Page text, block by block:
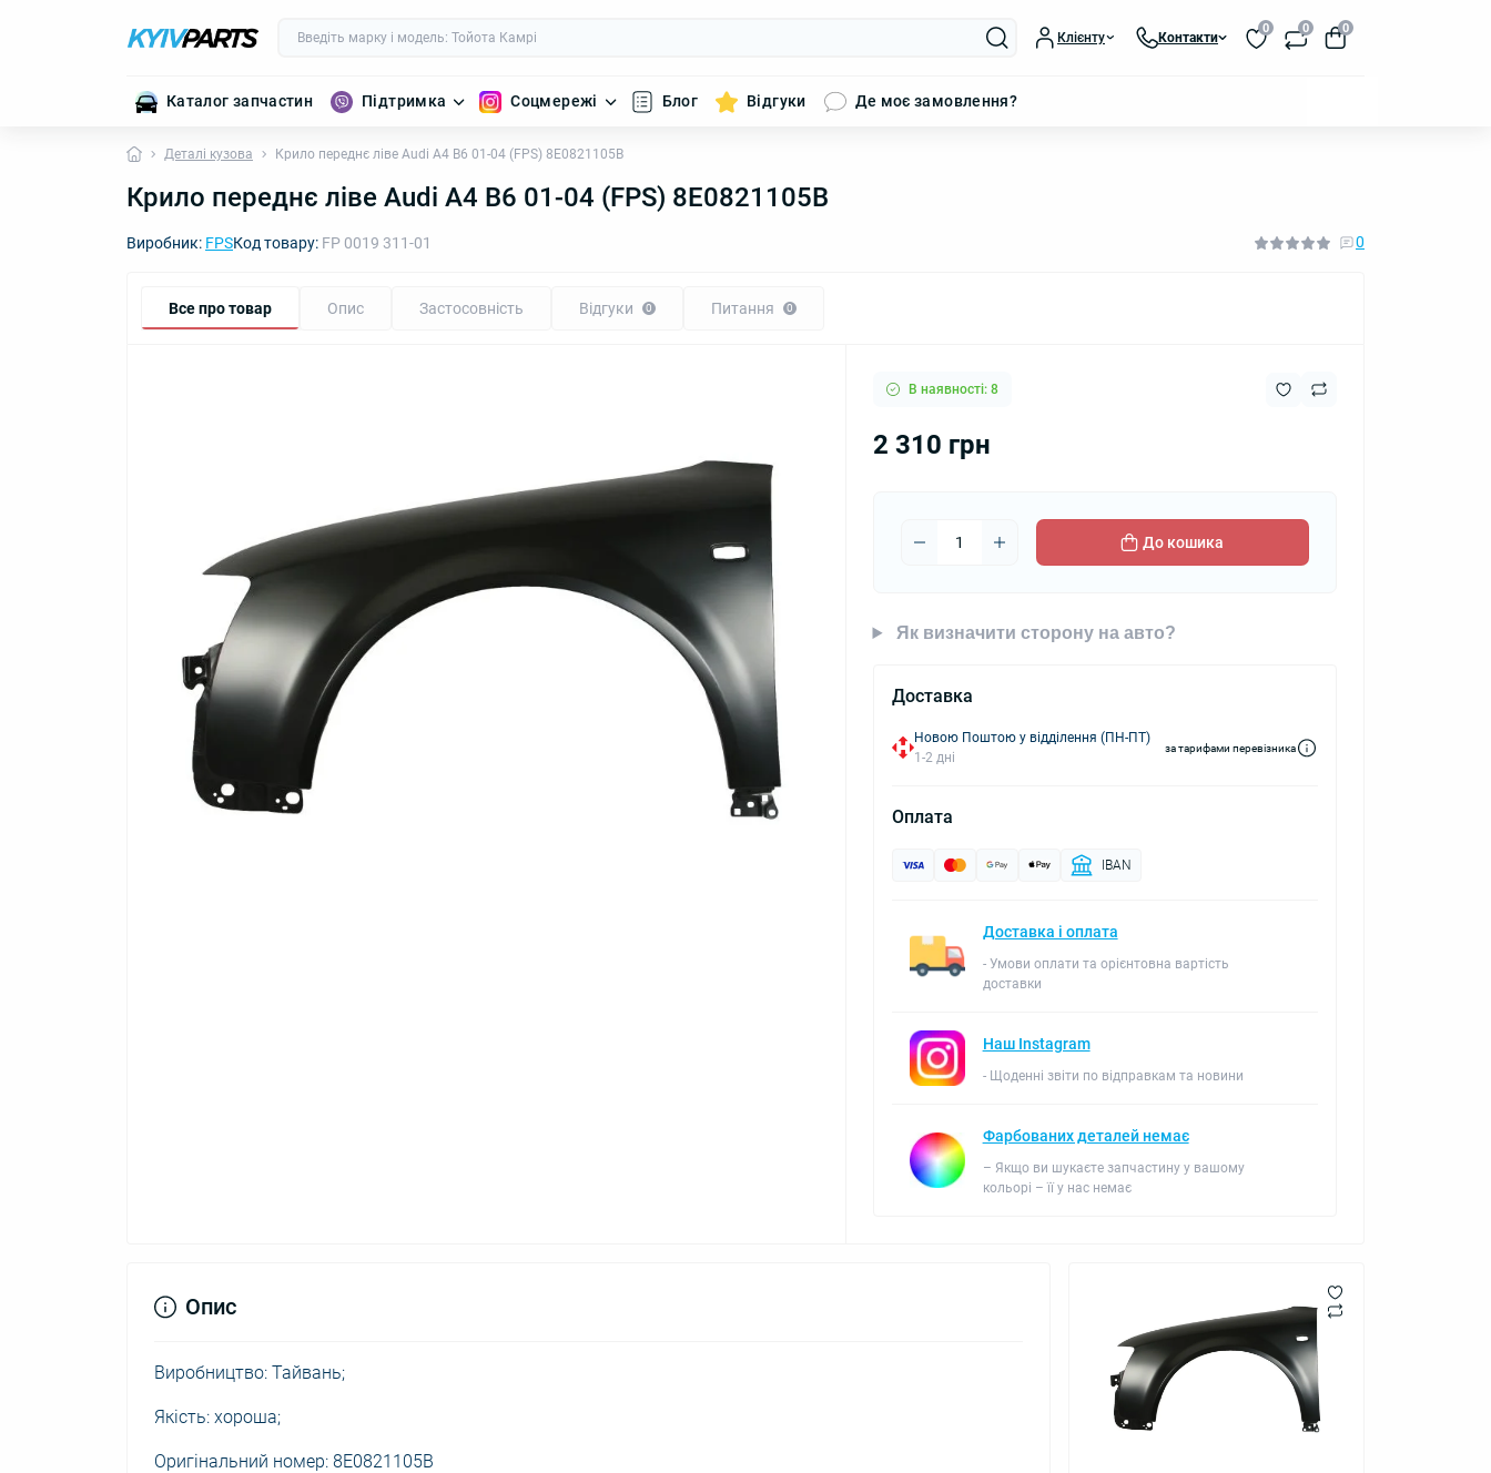
Клієнту Контакти
0 0 0
Каталог запчастин Підтримка Соцмережі Блог Відгуки Де моє замовлення?
Деталі кузова Крило переднє ліве Audi A4 B6 01-04 (FPS) 8E0821105B
Крило переднє ліве Audi A4 B6 01-04 (FPS) 8E0821105B
Виробник: FPSКод товару: FP 0019 311-01 0
Все про товар Опис Застосовність Відгуки 0 Питання 0
В наявності: 8
2 310 грн
До кошика
Як визначити сторону на авто?
Доставка
Новою Поштою у відділення (ПН-ПТ)
1-2 дні
за тарифами перевізника
Оплата
IBAN
Доставка і оплата
- Умови оплати та орієнтовна вартість
доставки
Наш Instagram
- Щоденні звіти по відправкам та новини
Фарбованих деталей немає
– Якщо ви шукаєте запчастину у вашому
кольорі – її у нас немає
Опис
Виробництво: Тайвань;
Якість: хороша;
Оригінальний номер: 8E0821105B